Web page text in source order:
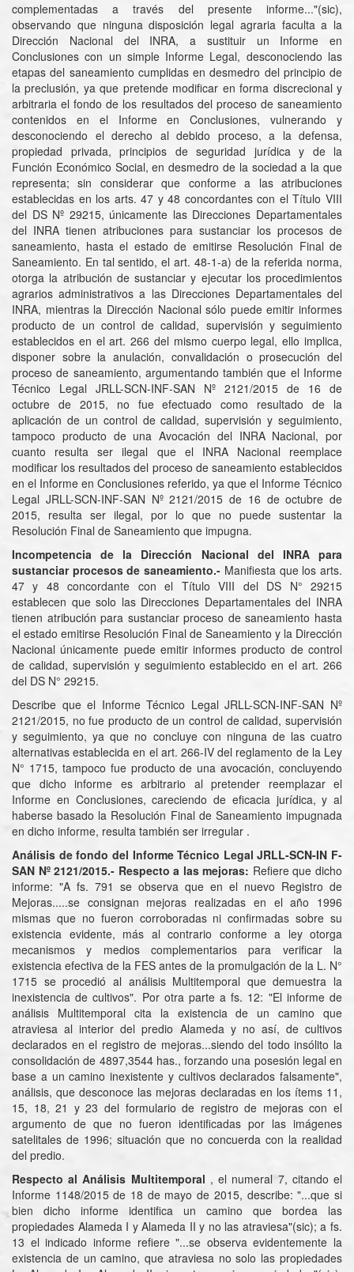
complementadas a través del presente informe..."(sic),
observando que ninguna disposición legal agraria faculta a la
Dirección Nacional del INRA, a sustituir un Informe en
Conclusiones con un simple Informe Legal, desconociendo las
etapas del saneamiento cumplidas en desmedro del principio de
la preclusión, ya que pretende modificar en forma discrecional y
arbitraria el fondo de los resultados del proceso de saneamiento
contenidos en el Informe en Conclusiones, vulnerando y
desconociendo el derecho al debido proceso, a la defensa,
propiedad privada, principios de seguridad jurídica y de la
Función Económico Social, en desmedro de la sociedad a la que
representa; sin considerar que conforme a las atribuciones
establecidas en los arts. 47 y 48 concordantes con el Título VIII
del DS Nº 29215, únicamente las Direcciones Departamentales
del INRA tienen atribuciones para sustanciar los procesos de
saneamiento, hasta el estado de emitirse Resolución Final de
Saneamiento. En tal sentido, el art. 48-1-a) de la referida norma,
otorga la atribución de sustanciar y ejecutar los procedimientos
agrarios administrativos a las Direcciones Departamentales del
INRA, mientras la Dirección Nacional sólo puede emitir informes
producto de un control de calidad, supervisión y seguimiento
establecidos en el art. 266 del mismo cuerpo legal, ello implica,
disponer sobre la anulación, convalidación o prosecución del
proceso de saneamiento, argumentando también que el Informe
Técnico Legal JRLL-SCN-INF-SAN Nº 2121/2015 de 16 de
octubre de 2015, no fue efectuado como resultado de la
aplicación de un control de calidad, supervisión y seguimiento,
tampoco producto de una Avocación del INRA Nacional, por
cuanto resulta ser ilegal que el INRA Nacional reemplace
modificar los resultados del proceso de saneamiento establecidos
en el Informe en Conclusiones referido, ya que el Informe Técnico
Legal JRLL-SCN-INF-SAN Nº 2121/2015 de 16 de octubre de
2015, resulta ser ilegal, por lo que no puede sustentar la
Resolución Final de Saneamiento que impugna.
Incompetencia de la Dirección Nacional del INRA para
sustanciar procesos de saneamiento.- Manifiesta que los arts.
47 y 48 concordante con el Título VIII del DS N° 29215
establecen que solo las Direcciones Departamentales del INRA
tienen atribución para sustanciar proceso de saneamiento hasta
el estado emitirse Resolución Final de Saneamiento y la Dirección
Nacional únicamente puede emitir informes producto de control
de calidad, supervisión y seguimiento establecido en el art. 266
del DS N° 29215.
Describe que el Informe Técnico Legal JRLL-SCN-INF-SAN Nº
2121/2015, no fue producto de un control de calidad, supervisión
y seguimiento, ya que no concluye con ninguna de las cuatro
alternativas establecida en el art. 266-IV del reglamento de la Ley
N° 1715, tampoco fue producto de una avocación, concluyendo
que dicho informe es arbitrario al pretender reemplazar el
Informe en Conclusiones, careciendo de eficacia jurídica, y al
haberse basado la Resolución Final de Saneamiento impugnada
en dicho informe, resulta también ser irregular .
Análisis de fondo del Informe Técnico Legal JRLL-SCN-IN F-
SAN Nº 2121/2015.- Respecto a las mejoras: Refiere que dicho
informe: "A fs. 791 se observa que en el nuevo Registro de
Mejoras.....se consignan mejoras realizadas en el año 1996
mismas que no fueron corroboradas ni confirmadas sobre su
existencia evidente, más al contrario conforme a ley otorga
mecanismos y medios complementarios para verificar la
existencia efectiva de la FES antes de la promulgación de la L. N°
1715 se procedió al análisis Multitemporal que demuestra la
inexistencia de cultivos". Por otra parte a fs. 12: "El informe de
análisis Multitemporal cita la existencia de un camino que
atraviesa al interior del predio Alameda y no así, de cultivos
declarados en el registro de mejoras...siendo del todo insólito la
consolidación de 4897,3544 has., forzando una posesión legal en
base a un camino inexistente y cultivos declarados falsamente",
análisis, que desconoce las mejoras declaradas en los ítems 11,
15, 18, 21 y 23 del formulario de registro de mejoras con el
argumento de que no fueron identificadas por las imágenes
satelitales de 1996; situación que no concuerda con la realidad
del predio.
Respecto al Análisis Multitemporal , el numeral 7, citando el
Informe 1148/2015 de 18 de mayo de 2015, describe: "...que si
bien dicho informe identifica un camino que bordea las
propiedades Alameda I y Alameda II y no las atraviesa"(sic); a fs.
13 el indicado informe refiere "...se observa evidentemente la
existencia de un camino, que atraviesa no solo las propiedades